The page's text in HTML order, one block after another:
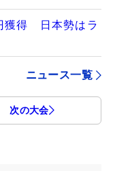
獲得 日本勢はラ
ニュース一覧
次の大会